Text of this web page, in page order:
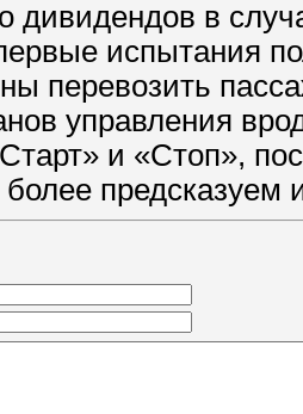
дивидендов в
испытания
перевозить
управления
и «Стоп»,
более предсказуем